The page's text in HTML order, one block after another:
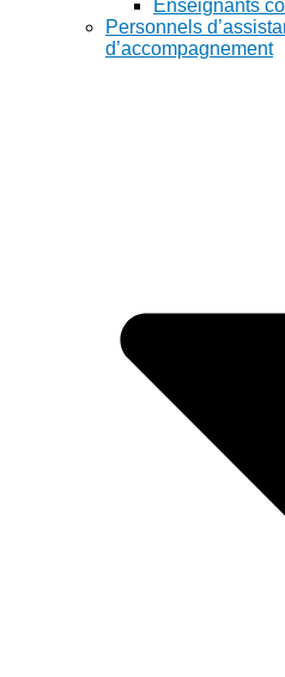
Enseignants
Personnels
d’accompagnement